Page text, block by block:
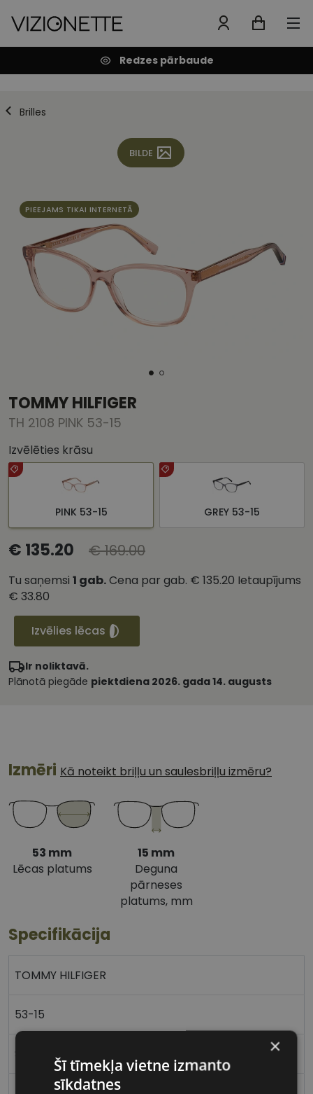
Redzes pārbaude
Brilles
BILDE
PIEEJAMS TIKAI INTERNETĀ
TOMMY HILFIGER
TH 2108 PINK 53-15
Izvēlēties krāsu
PINK 53-15 GREY 53-15
€ 135.20 € 169.00
Tu saņemsi 1 gab.Cena par gab. € 135.20 Ietaupījums
€ 33.80
Izvēlies lēcas
Ir noliktavā.
Plānotā piegāde piektdiena 2026. gada 14. augusts
Izmēri Kā noteikt briļļu un saulesbriļļu izmēru?
53 mm
Lēcas platums
15 mm
Deguna
pārneses
platums, mm
Specifikācija
TOMMY HILFIGER
53-15
S ×
Šī tīmekļa vietne izmanto
sīkdatnes